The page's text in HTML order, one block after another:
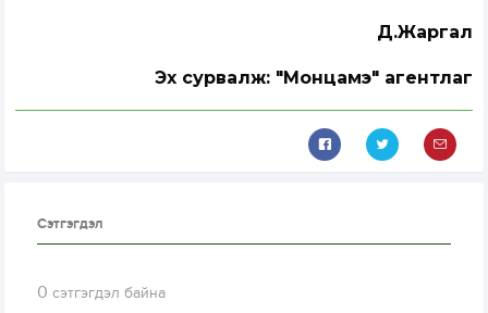
Д.Жаргал
Эх сурвалж: "Монцамэ" агентлаг
Сэтгэгдэл
0 сэтгэгдэл байна